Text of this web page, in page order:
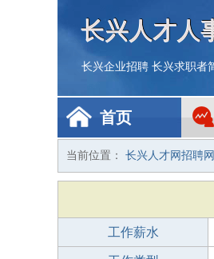
长兴人才人
长兴企业招聘 长兴求职者
首页
当前位置： 长兴人才网招聘网
工作薪水